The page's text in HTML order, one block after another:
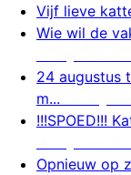
Vijf lieve
Wie wil de
24 augustus
m...
!!!SPOED!!!
Opnieuw op